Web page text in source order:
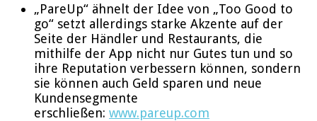
„PareUp“ ähnelt der Idee von „Too Good to
go“ setzt allerdings starke Akzente auf der
Seite der Händler und Restaurants, die
mithilfe der App nicht nur Gutes tun und so
ihre Reputation verbessern können, sondern
sie können auch Geld sparen und neue
Kundensegmente
erschließen: www.pareup.com